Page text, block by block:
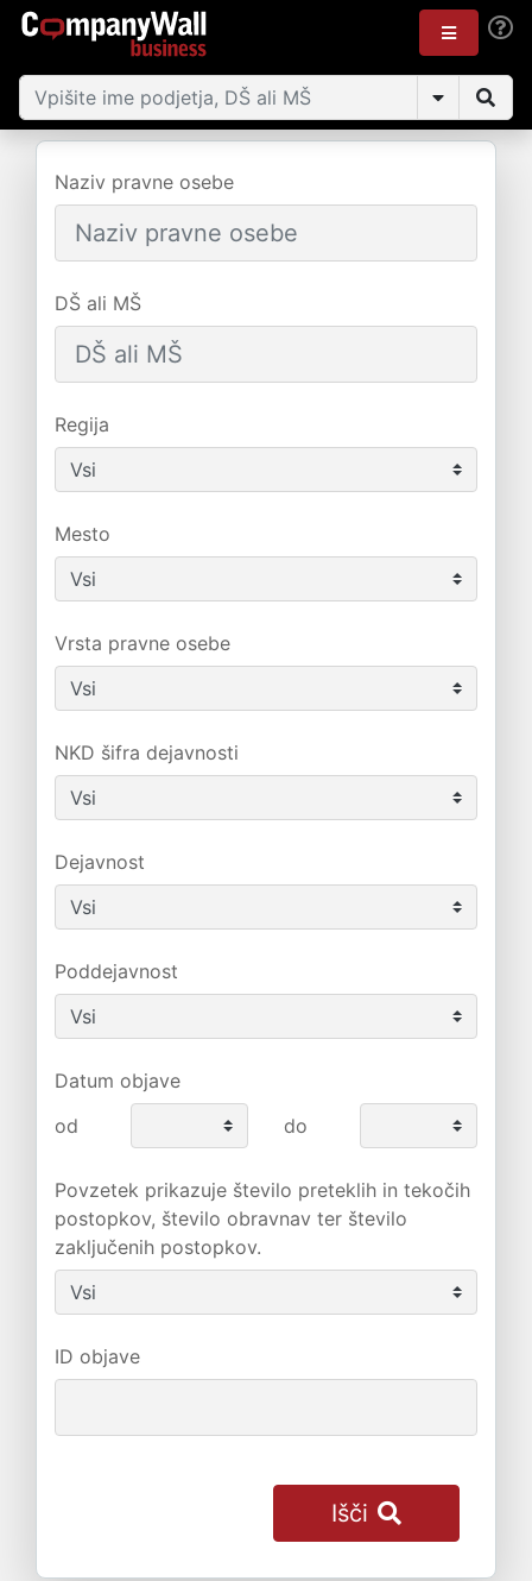
Naziv pravne osebe
DŠ ali MŠ
Regija
Mesto
Vrsta pravne osebe
NKD šifra dejavnosti
Dejavnost
Poddejavnost
Datum objave
od
do
Povzetek prikazuje število preteklih in tekočih
postopkov, število obravnav ter število
zaključenih postopkov.
ID objave
Išči